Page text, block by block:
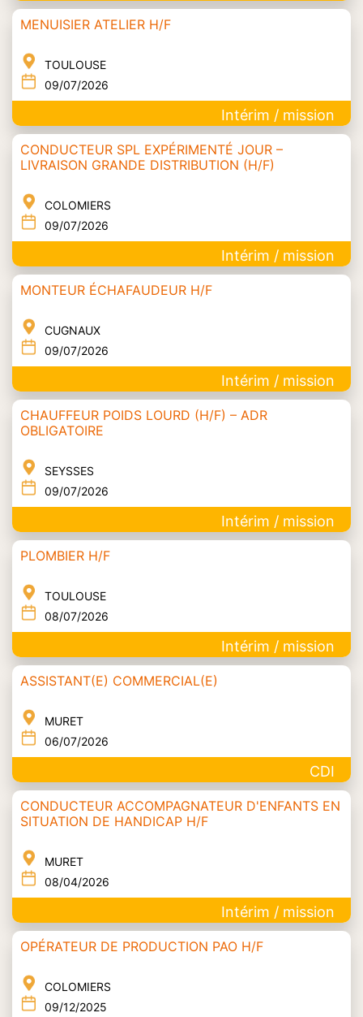
MENUISIER ATELIER H/F
TOULOUSE
09/07/2026
Intérim / mission
CONDUCTEUR SPL EXPÉRIMENTÉ JOUR –
LIVRAISON GRANDE DISTRIBUTION (H/F)
COLOMIERS
09/07/2026
Intérim / mission
MONTEUR ÉCHAFAUDEUR H/F
CUGNAUX
09/07/2026
Intérim / mission
CHAUFFEUR POIDS LOURD (H/F) – ADR
OBLIGATOIRE
SEYSSES
09/07/2026
Intérim / mission
PLOMBIER H/F
TOULOUSE
08/07/2026
Intérim / mission
ASSISTANT(E) COMMERCIAL(E)
MURET
06/07/2026
CDI
CONDUCTEUR ACCOMPAGNATEUR D'ENFANTS EN
SITUATION DE HANDICAP H/F
MURET
08/04/2026
Intérim / mission
OPÉRATEUR DE PRODUCTION PAO H/F
COLOMIERS
09/12/2025